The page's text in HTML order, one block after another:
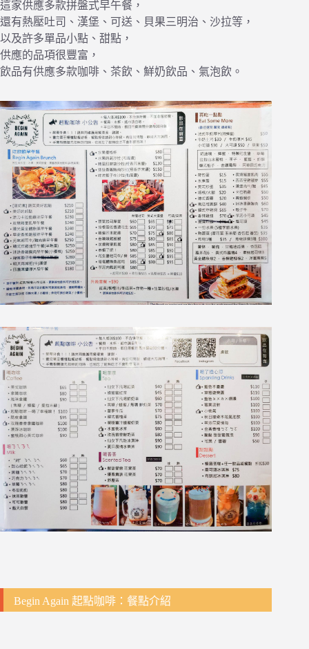
這家供應多款拼盤式早午餐，
還有熱壓吐司、漢堡、可送、貝果三明治、沙拉等，
以及許多單品小點、甜點，
供應的品項很豐富，
飲品有供應多款咖啡、茶飲、鮮奶飲品、氣泡飲。
Begin Again 起點咖啡：餐點介紹